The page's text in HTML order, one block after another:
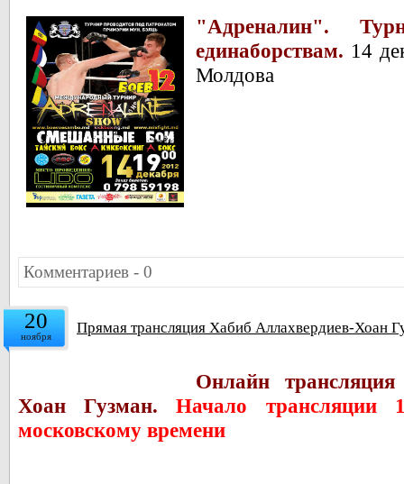
"Адреналин".
единаборствам. 14
Молдова
Комментариев - 0
20
ноября Прямая трансляция Хабиб Аллахвердиев-Хоан
Онлайн
Хоан Гузман.
Начало
московскому времени